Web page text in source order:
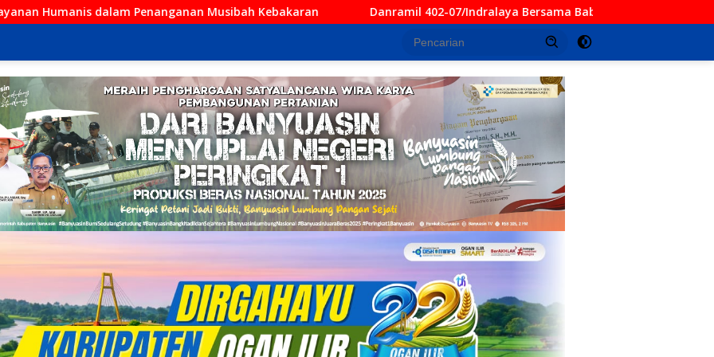
Musibah Kebakaran Danramil 402-07/Indralaya Bersama Babinsa Berjibaku Padamkan Karhutla di Desa